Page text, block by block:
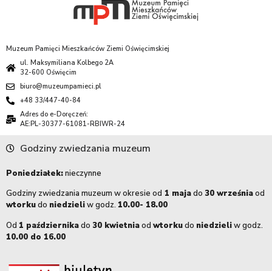
Muzeum Pamięci Mieszkańców Ziemi Oświęcimskiej
ul. Maksymiliana Kolbego 2A
32-600 Oświęcim
biuro@muzeumpamieci.pl
+48 33/447-40-84
Adres do e-Doręczeń:
AE:PL-30377-61081-RBIWR-24
Godziny zwiedzania muzeum
Poniedziałek:nieczynne
Godziny zwiedzania muzeum w okresie od 1 majado 30 wrześniaod
wtorkudo niedzieliw godz. 10.00- 18.00
Od 1 październikado 30 kwietniaod wtorkudo niedzieliw godz.
10.00 do 16.00